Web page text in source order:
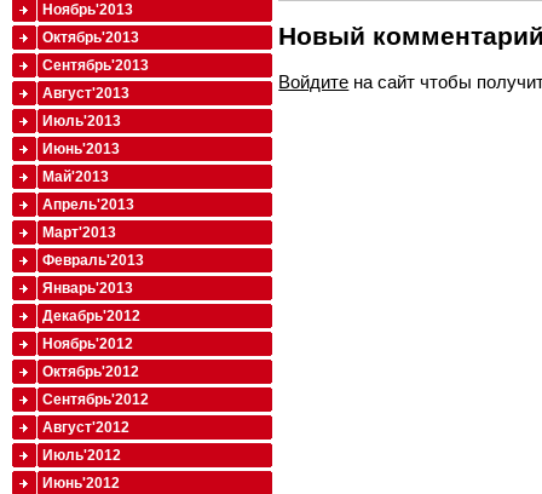
Новый
Войдите на сайт чтобы
Ноябрь'2013
Октябрь'2013
Сентябрь'2013
Август'2013
Июль'2013
Июнь'2013
Май'2013
Апрель'2013
Март'2013
Февраль'2013
Январь'2013
Декабрь'2012
Ноябрь'2012
Октябрь'2012
Сентябрь'2012
Август'2012
Июль'2012
Июнь'2012